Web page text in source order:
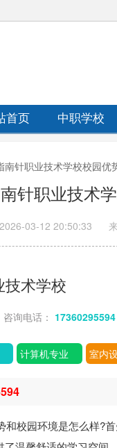
首页 中职学校
南针职业技术学校校园优
针职业技术
2026-03-12 20:50:33
技术学校
咨询电话： 17360295594
计算机专业 室内
和校园环境是怎么样?